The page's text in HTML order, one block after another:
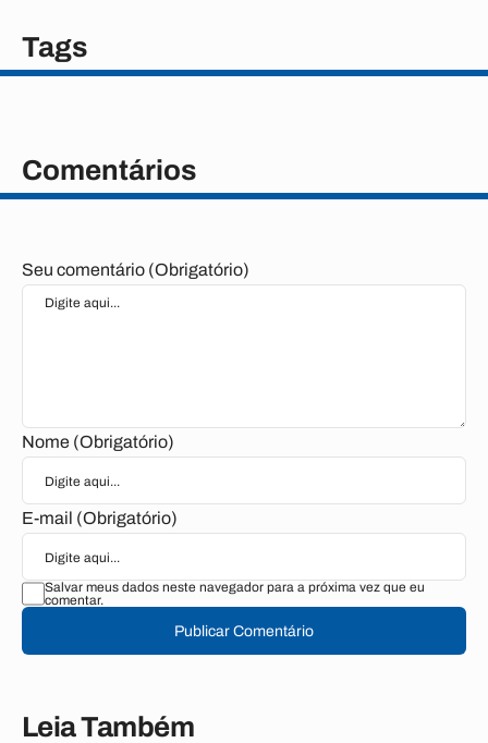
Tags
Comentários
Seu comentário (Obrigatório)
Nome (Obrigatório)
E-mail (Obrigatório)
Salvar meus dados neste navegador para a próxima vez que eu
comentar.
Publicar Comentário
Leia Também